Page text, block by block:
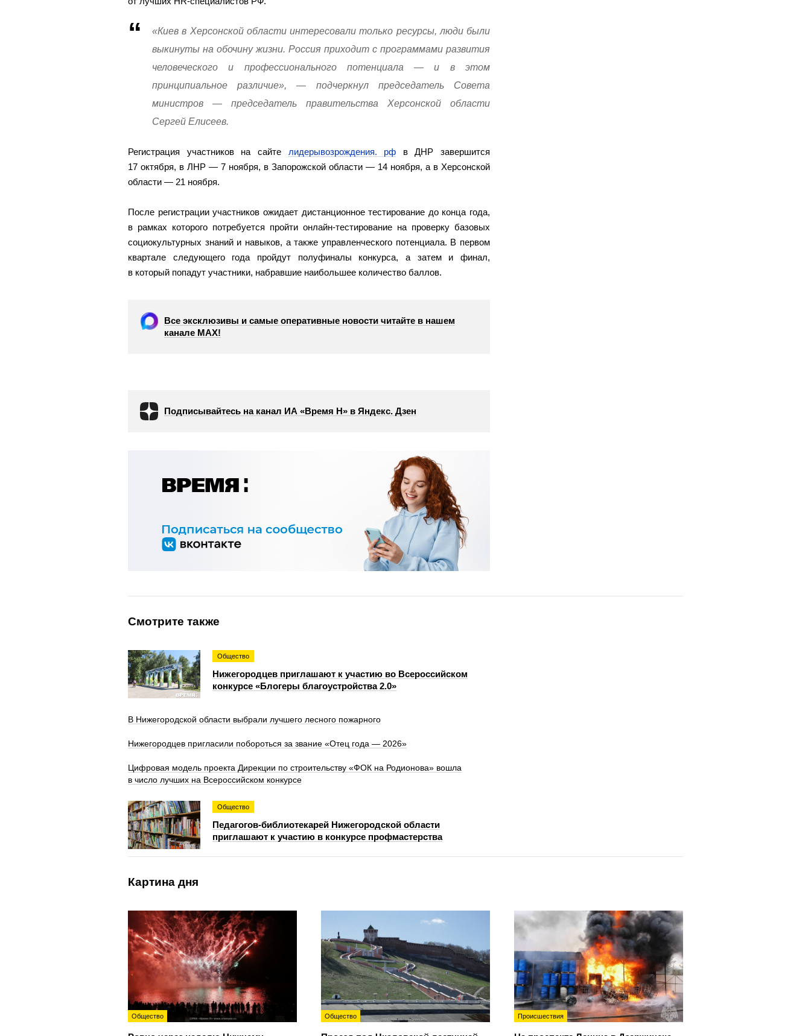
«Киев в Херсонской области интересовали только ресурсы, люди были
выкинуты на обочину жизни. Россия приходит с программами развития
человеческого и профессионального потенциала — и в этом
принципиальное различие», — подчеркнул председатель Совета
министров — председатель правительства Херсонской области
Сергей Елисеев.
Регистрация участников на сайте лидерывозрождения. рф в ДНР завершится
17 октября, в ЛНР — 7 ноября, в Запорожской области — 14 ноября, а в Херсонской
области — 21 ноября.
После регистрации участников ожидает дистанционное тестирование до конца года,
в рамках которого потребуется пройти онлайн-тестирование на проверку базовых
социокультурных знаний и навыков, а также управленческого потенциала. В первом
квартале следующего года пройдут полуфиналы конкурса, а затем и финал,
в который попадут участники, набравшие наибольшее количество баллов.
Все эксклюзивы и самые оперативные новости читайте в нашем
канале МАХ!
Подписывайтесь на канал ИА «Время Н» в Яндекс. Дзен
Смотрите также
Общество
Нижегородцев приглашают к участию во Всероссийском
конкурсе «Блогеры благоустройства 2.0»
В Нижегородской области выбрали лучшего лесного пожарного
Нижегородцев пригласили побороться за звание «Отец года — 2026»
Цифровая модель проекта Дирекции по строительству «ФОК на Родионова» вошла
в число лучших на Всероссийском конкурсе
Общество
Педагогов-библиотекарей Нижегородской области
приглашают к участию в конкурсе профмастерства
Картина дня
Общество Общество Происшествия